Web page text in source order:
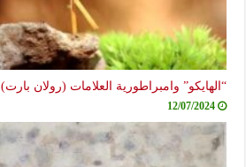
“الهايكو” وامبراطورية العلامات (رولان بارت)
12/07/2024